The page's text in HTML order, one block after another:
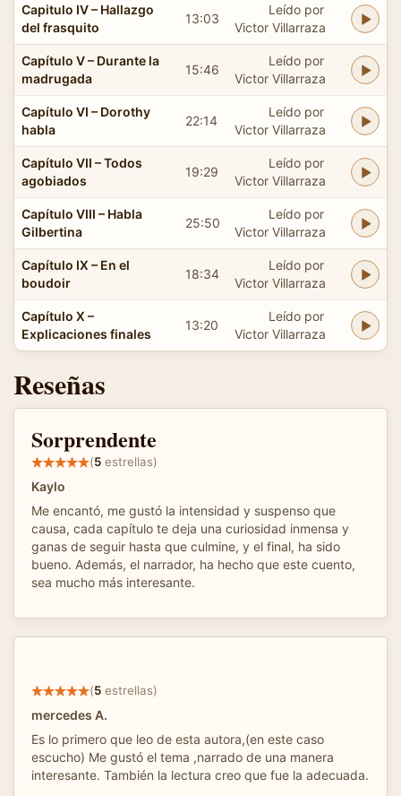
Capitulo IV – Hallazgo
del frasquito
13:03
Leído por
Victor Villarraza
Capítulo V – Durante la
madrugada
15:46
Leído por
Victor Villarraza
Capítulo VI – Dorothy
habla
22:14
Leído por
Victor Villarraza
Capítulo VII – Todos
agobiados
19:29
Leído por
Victor Villarraza
Capítulo VIII – Habla
Gilbertina
25:50
Leído por
Victor Villarraza
Capítulo IX – En el
boudoir
18:34
Leído por
Victor Villarraza
Capítulo X –
Explicaciones finales
13:20
Leído por
Victor Villarraza
Reseñas
Sorprendente
(5 estrellas)
Kaylo
Me encantó, me gustó la intensidad y suspenso que
causa, cada capítulo te deja una curiosidad inmensa y
ganas de seguir hasta que culmine, y el final, ha sido
bueno. Además, el narrador, ha hecho que este cuento,
sea mucho más interesante.
(5 estrellas)
mercedes A.
Es lo primero que leo de esta autora,(en este caso
escucho) Me gustó el tema ,narrado de una manera
interesante. También la lectura creo que fue la adecuada.